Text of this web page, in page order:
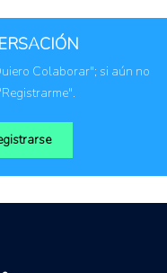
Colaborar"; si aún no